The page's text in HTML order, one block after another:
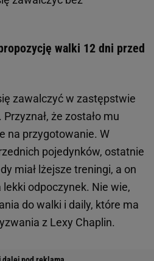
walki 12 dni przed
zawalczyć w zastępstwie
że zostało mu
na przygotowanie. W
pojedynków, ostatnie
miał lżejsze treningi, a on
lekki odpoczynek. Nie wie,
do walki i daily, które ma
z Lexy Chaplin.